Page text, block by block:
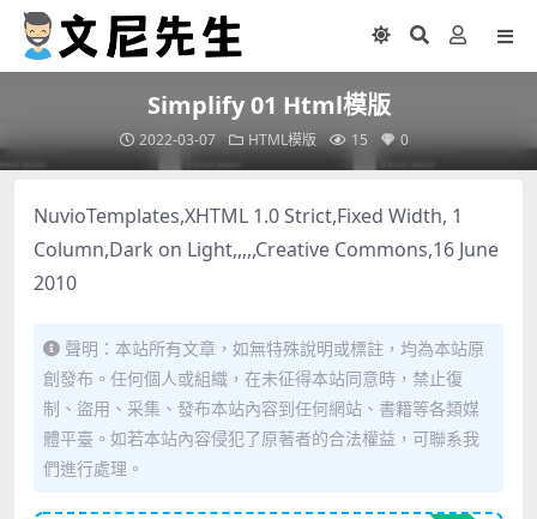
Simplify 01 Html模版
2022-03-07 HTML模版 15 0
NuvioTemplates,XHTML 1.0 Strict,Fixed Width, 1
Column,Dark on Light,,,,,Creative Commons,16 June
2010
聲明：本站所有文章，如無特殊說明或標註，均為本站原
創發布。任何個人或組織，在未征得本站同意時，禁止復
制、盜用、采集、發布本站內容到任何網站、書籍等各類媒
體平臺。如若本站內容侵犯了原著者的合法權益，可聯系我
們進行處理。